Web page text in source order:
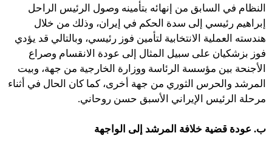
النظام في السابق من إنهائه بتأمينه وصول الرئيس الراحل
إبراهيم رئيسي إلى سدة الحكم في إيران، وذلك من خلال
هندسته العملية الانتخابية لتأمين فوز رئيسي، وبالتالي قد يؤدي
فوز بزشكيان على سبيل المثال إلى عودة الانقسام وصراع
الأجنحة بين مؤسسة الرئاسة ووزارة الخارجية من جهة، وبيت
المرشد والحرس الثوري من جهة أخرى، كما كان الحال في أثناء
مرحلة الرئيس الإيراني الأسبق حسن روحاني.
ب. عودة قضية خلافة المرشد إلى الواجهة